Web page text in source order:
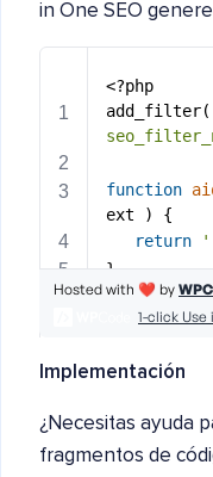
in One SEO
Implementación
¿Necesitas ayuda
fragmentos de